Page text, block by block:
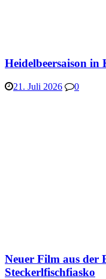
Heidelbeersaison in
21. Juli 2026 0
Neuer Film aus der
Steckerlfischfiasko